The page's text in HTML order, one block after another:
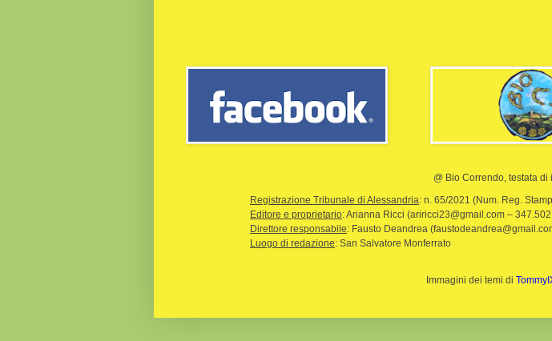
@ Bio Correndo, testata
Registrazione Tribunale di Alessandria: n. 65/2021 (Num. Reg.
Editore e proprietario: Arianna Ricci (ariricci23@gmail.com –
Direttore responsabile: Fausto Deandrea
Luogo di redazione: San Salvatore Monferrato
Immagini dei temi di